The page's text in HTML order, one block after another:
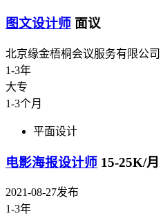
图文设计师 面议
北京缘金梧桐会议服务有限公司
1-3年
大专
1-3个月
平面设计
电影海报设计师 15-25K/月
2021-08-27发布
1-3年